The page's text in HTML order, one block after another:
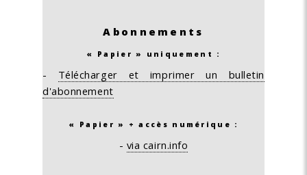
Abonnements
« Papier » uniquement :
- Télécharger et imprimer un bulletin
d'abonnement
« Papier » + accès numérique :
- via cairn.info